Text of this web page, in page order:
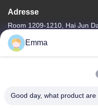
Adresse
Room 1209-1210, Hai Jun
Zhong, Ronggui, Shunde,
Télégramme
Emma
Good day, what product